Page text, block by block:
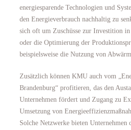
energiesparende Technologien und
den Energieverbrauch nachhaltig zu
sich oft um Zuschüsse zur Investition in
oder die Optimierung der
beispielsweise die Nutzung von
Zusätzlich können KMU auch vom
Brandenburg“ profitieren, das den
Unternehmen fördert und Zugang zu
Umsetzung von
Solche Netzwerke bieten Unternehmen